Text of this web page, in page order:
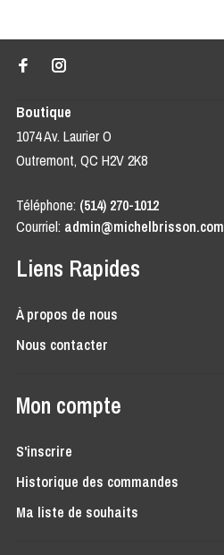
Boutique
1074 Av. Laurier O
Outremont, QC H2V 2K8
Téléphone: (514) 270-1012
Courriel: admin@michelbrisson.com
Liens Rapides
À propos de nous
Nous contacter
Mon compte
S'inscrire
Historique des commandes
Ma liste de souhaits